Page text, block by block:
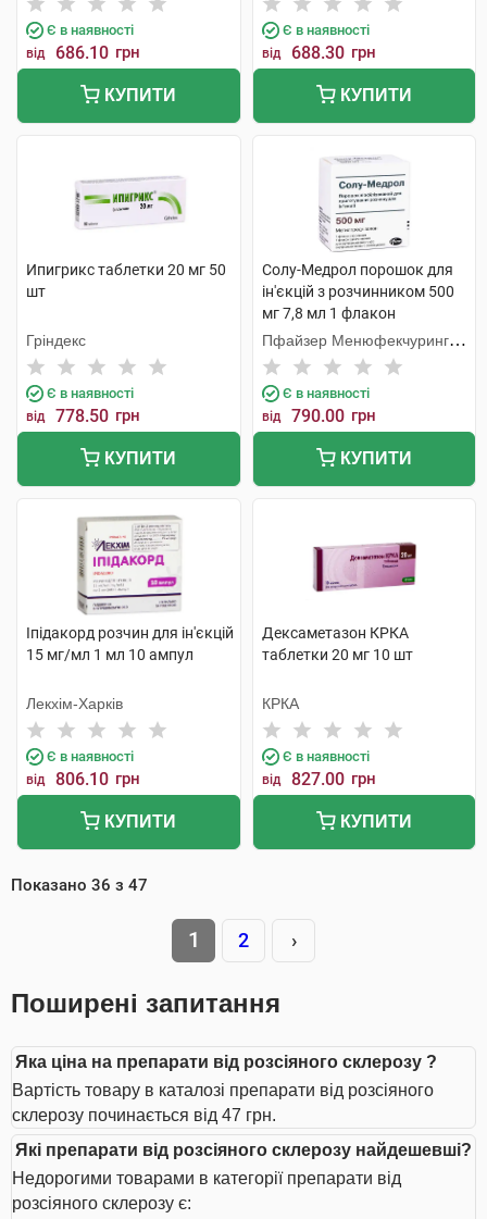
Є в наявності
від 686.10 грн
КУПИТИ
Є в наявності
від 688.30 грн
КУПИТИ
Ипигрикс таблетки 20 мг 50
шт
Гріндекс
Є в наявності
від 778.50 грн
КУПИТИ
Солу-Медрол порошок для
ін'єкцій з розчинником 500
мг 7,8 мл 1 флакон
Пфайзер Менюфекчуринг
Бельгія
Є в наявності
від 790.00 грн
КУПИТИ
Іпідакорд розчин для ін'єкцій
15 мг/мл 1 мл 10 ампул
Лекхім-Харків
Є в наявності
від 806.10 грн
КУПИТИ
Дексаметазон КРКА
таблетки 20 мг 10 шт
КРКА
Є в наявності
від 827.00 грн
КУПИТИ
Показано 36 з 47
1 2 ›
Поширені запитання
Яка ціна на препарати від розсіяного склерозу ?
Вартість товару в каталозі препарати від розсіяного
склерозу починається від 47 грн.
Які препарати від розсіяного склерозу найдешевші?
Недорогими товарами в категорії препарати від
розсіяного склерозу є: